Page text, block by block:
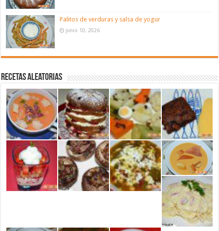
Palitos de verduras y salsa de yogur
junio 10, 2026
Recetas aleatorias